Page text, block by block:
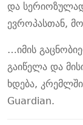
და
ევროპასთან,
…იმის
გაიწელა და
ხდება,
Guardian.